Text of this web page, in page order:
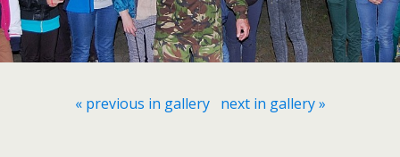
« previous in gallery next in gallery »